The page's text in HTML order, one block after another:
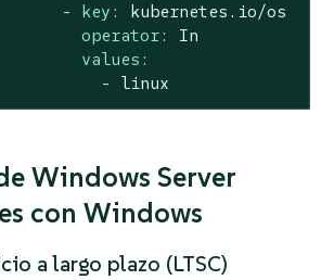
-
key:
kubernetes.io/os
operator:
In
values:
-
linux
Windows Server
con Windows
a largo plazo (LTSC)